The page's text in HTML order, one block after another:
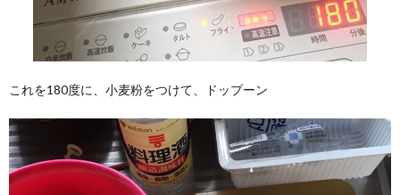
これを180度に、小麦粉をつけて、ドップーン